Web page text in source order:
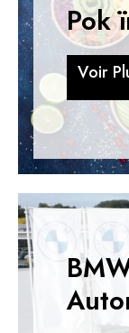
Pok
Voir Pl
Voir Pl